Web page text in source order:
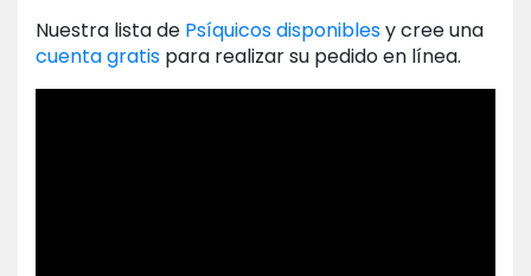
Nuestra lista de Psíquicos disponiblesy cree una
cuenta gratis para realizar su pedido en línea.